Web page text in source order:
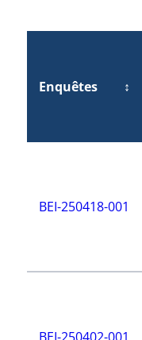
Enquêtes ↕
BEI-250418-001